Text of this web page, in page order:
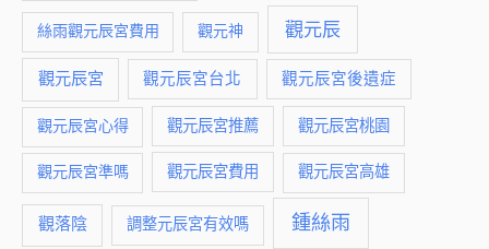
絲雨觀元辰宮費用 觀元神 觀元辰
觀元辰宮 觀元辰宮台北 觀元辰宮後遺症
觀元辰宮心得 觀元辰宮推薦 觀元辰宮桃園
觀元辰宮準嗎 觀元辰宮費用 觀元辰宮高雄
觀落陰 調整元辰宮有效嗎 鍾絲雨